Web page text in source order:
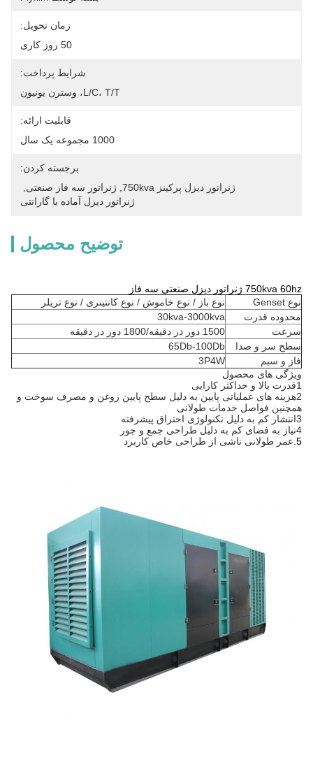
زمان تحویل:
50 روز کاری
شرایط پرداخت:
L/C، T/T، وسترن یونیون
قابلیت ارائه:
1000 مجموعه یک سال
برجسته کردن:
ژنراتور دیزل پرکینز 750kva
ژنراتور سه فاز صنعتی
ژنراتور دیزل آماده با گارانتی
توضیح محصول
750kva 60hz ژنراتور دیزل صنعتی سه فاز
نوع Genset
نوع باز / نوع خاموش / نوع کانتینری / نوع تریلر
محدوده قدرت
30kva-3000kva
سرعت
1500 دور در دقیقه/1800 دور در دقیقه
سطح سر و صدا
65Db-100Db
فاز و سیم
3P4W
ویژگی های محصول
1قدرت بالا و حداکثر کارایی
2هزینه های عملیاتی پایین به دلیل سطح پایین روغن و مصرف سوخت و
همچنین فواصل خدمات طولانی
3انتشار کم به دلیل تکنولوژی احتراق پیشرفته
4نیاز به فضای کم به دلیل طراحی جمع و جور
5. عمر طولانی ناشی از طراحی خاص کاربرد